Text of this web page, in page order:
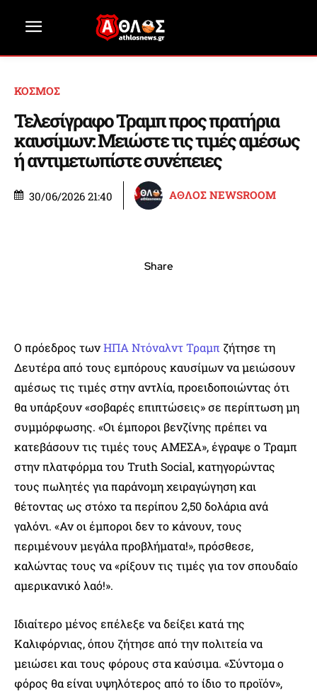
ΚΟΣΜΟΣ
Τελεσίγραφο Τραμπ προς πρατήρια
καυσίμων: Μειώστε τις τιμές αμέσως
ή αντιμετωπίστε συνέπειες
30/06/2026 21:40 ΑΘΛΟΣ NEWSROOM
Share
Ο πρόεδρος τωνΗΠΑ Ντόναλντ Τραμπ ζήτησε τη
Δευτέρα από τους εμπόρους καυσίμων να μειώσουν
αμέσως τις τιμές στην αντλία, προειδοποιώντας ότι
θα υπάρξουν «σοβαρές επιπτώσεις» σε περίπτωση μη
συμμόρφωσης. «Οι έμποροι βενζίνης πρέπει να
κατεβάσουν τις τιμές τους ΑΜΕΣΑ», έγραψε ο Τραμπ
στην πλατφόρμα του Truth Social, κατηγορώντας
τους πωλητές για παράνομη χειραγώγηση και
θέτοντας ως στόχο τα περίπου 2,50 δολάρια ανά
γαλόνι. «Αν οι έμποροι δεν το κάνουν, τους
περιμένουν μεγάλα προβλήματα!», πρόσθεσε,
καλώντας τους να «ρίξουν τις τιμές για τον σπουδαίο
αμερικανικό λαό!».
Ιδιαίτερο μένος επέλεξε να δείξει κατά της
Καλιφόρνιας, όπου ζήτησε από την πολιτεία να
μειώσει και τους φόρους στα καύσιμα. «Σύντομα ο
φόρος θα είναι υψηλότερος από το ίδιο το προϊόν»,